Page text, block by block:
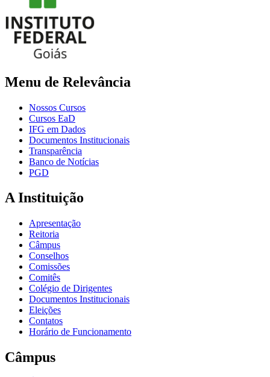
Menu de Relevância
Nossos Cursos
Cursos EaD
IFG em Dados
Documentos Institucionais
Transparência
Banco de Notícias
PGD
A Instituição
Apresentação
Reitoria
Câmpus
Conselhos
Comissões
Comitês
Colégio de Dirigentes
Documentos Institucionais
Eleições
Contatos
Horário de Funcionamento
Câmpus